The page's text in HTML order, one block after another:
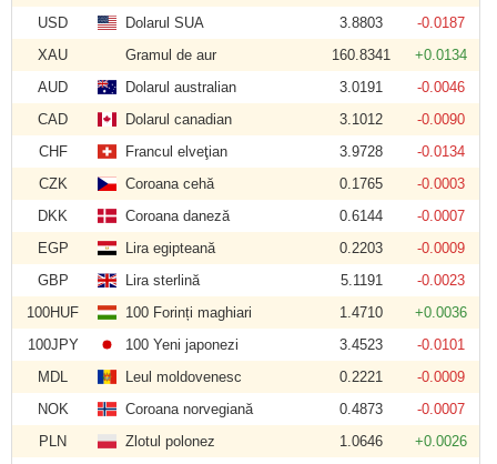
USD
Dolarul SUA 3.8803
-0.0187
XAU
Gramul de aur 160.8341
+0.0134
AUD
Dolarul australian 3.0191
-0.0046
CAD
Dolarul canadian 3.1012
-0.0090
CHF
Francul elveţian 3.9728
-0.0134
CZK
Coroana cehă 0.1765
-0.0003
DKK
Coroana daneză 0.6144
-0.0007
EGP
Lira egipteană 0.2203
-0.0009
GBP
Lira sterlină 5.1191
-0.0023
100HUF
100 Forinți maghiari 1.4710
+0.0036
100JPY
100 Yeni japonezi 3.4523
-0.0101
MDL
Leul moldovenesc 0.2221
-0.0009
NOK
Coroana norvegiană 0.4873
-0.0007
PLN
Zlotul polonez 1.0646
+0.0026